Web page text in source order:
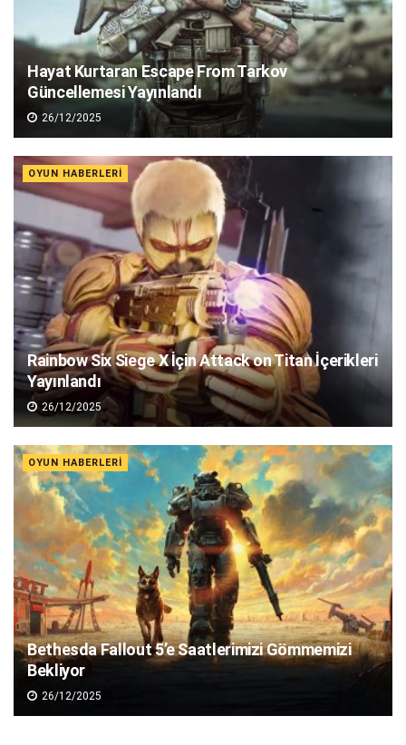
Hayat Kurtaran Escape From Tarkov
Güncellemesi Yayınlandı
26/12/2025
OYUN HABERLERI
Rainbow Six Siege X İçin Attack on Titan İçerikleri
Yayınlandı
26/12/2025
OYUN HABERLERI
Bethesda Fallout 5’e Saatlerimizi Gömmemizi
Bekliyor
26/12/2025